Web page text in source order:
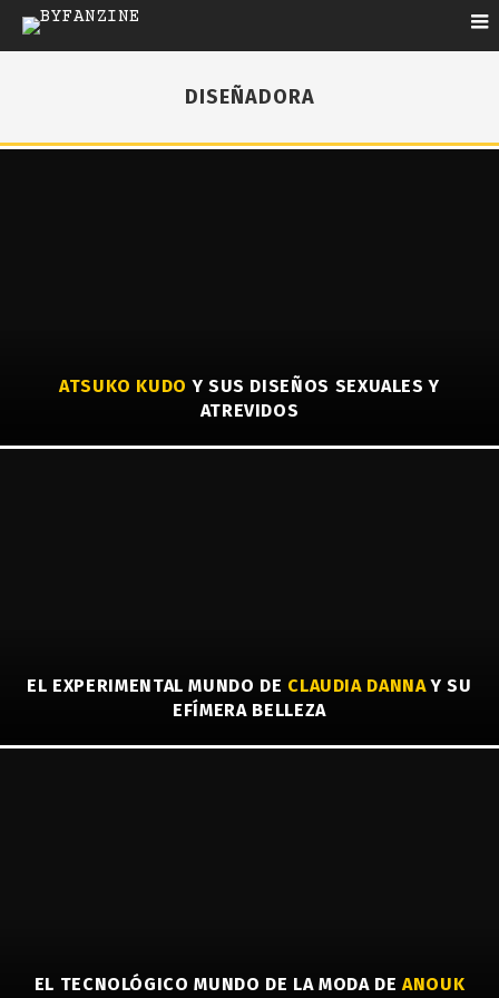
DISEÑADORA
ATSUKO KUDO Y SUS DISEÑOS SEXUALES Y
ATREVIDOS
EL EXPERIMENTAL MUNDO DE CLAUDIA DANNAY SU
EFÍMERA BELLEZA
EL TECNOLÓGICO MUNDO DE LA MODA DEANOUK